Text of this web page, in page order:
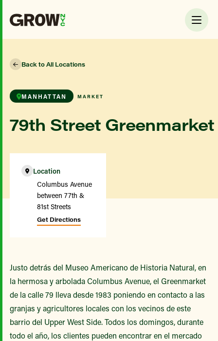
Back to All Locations
MANHATTAN MARKET
79th Street Greenmarket
Location
Columbus Avenue
between 77th &
81st Streets
Get Directions
Justo detrás del Museo Americano de Historia Natural, en
la hermosa y arbolada Columbus Avenue, el Greenmarket
de la calle 79 lleva desde 1983 poniendo en contacto a las
granjas y agricultores locales con los vecinos de este
barrio del Upper West Side. Todos los domingos, durante
todo el año, los clientes pueden encontrar en el mercado